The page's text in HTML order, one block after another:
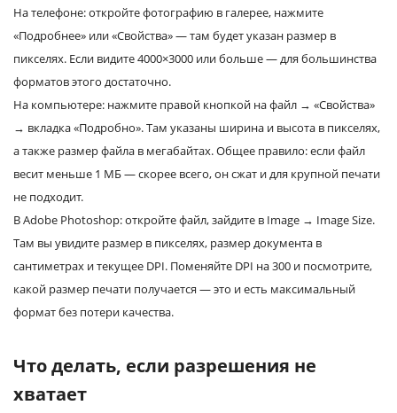
На телефоне: откройте фотографию в галерее, нажмите
«Подробнее» или «Свойства» — там будет указан размер в
пикселях. Если видите 4000×3000 или больше — для большинства
форматов этого достаточно.
На компьютере: нажмите правой кнопкой на файл → «Свойства»
→ вкладка «Подробно». Там указаны ширина и высота в пикселях,
а также размер файла в мегабайтах. Общее правило: если файл
весит меньше 1 МБ — скорее всего, он сжат и для крупной печати
не подходит.
В Adobe Photoshop: откройте файл, зайдите в Image → Image Size.
Там вы увидите размер в пикселях, размер документа в
сантиметрах и текущее DPI. Поменяйте DPI на 300 и посмотрите,
какой размер печати получается — это и есть максимальный
формат без потери качества.
Что делать, если разрешения не
хватает